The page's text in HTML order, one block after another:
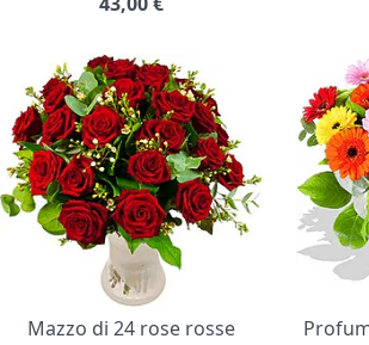
Mazzo di 24 rose rosse